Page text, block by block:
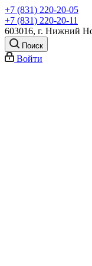
+7 (831) 220-20-05
+7 (831) 220-20-11
603016, г. Нижний
Поиск
Войти